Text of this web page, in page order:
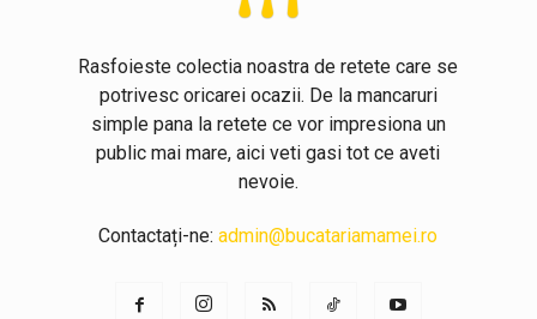
Rasfoieste colectia noastra de retete care se
potrivesc oricarei ocazii. De la mancaruri
simple pana la retete ce vor impresiona un
public mai mare, aici veti gasi tot ce aveti
nevoie.
Contactați-ne:admin@bucatariamamei.ro